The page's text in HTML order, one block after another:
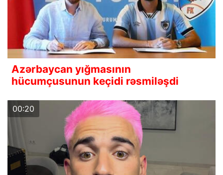
Azərbaycan yığmasının
hücumçusunun keçidi rəsmiləşdi
00:20